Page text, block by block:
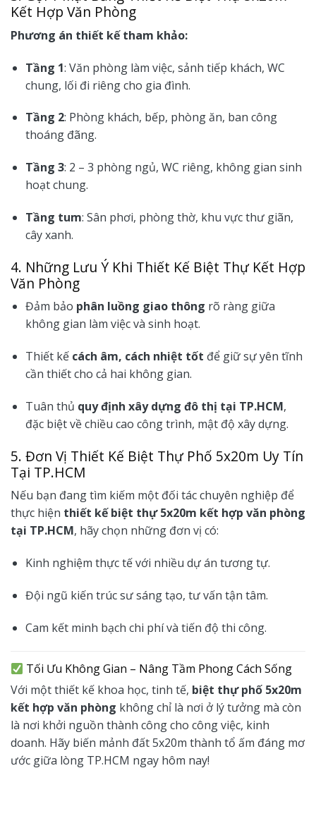
Kết Hợp Văn Phòng
Phương án thiết kế tham khảo:
Tầng 1: Văn phòng làm việc, sảnh tiếp khách, WC
chung, lối đi riêng cho gia đình.
Tầng 2: Phòng khách, bếp, phòng ăn, ban công
thoáng đãng.
Tầng 3: 2 – 3 phòng ngủ, WC riêng, không gian sinh
hoạt chung.
Tầng tum: Sân phơi, phòng thờ, khu vực thư giãn,
cây xanh.
4. Những Lưu Ý Khi Thiết Kế Biệt Thự Kết Hợp
Văn Phòng
Đảm bảo phân luồng giao thông rõ ràng giữa
không gian làm việc và sinh hoạt.
Thiết kế cách âm, cách nhiệt tốt để giữ sự yên tĩnh
cần thiết cho cả hai không gian.
Tuân thủ quy định xây dựng đô thị tại TP.HCM,
đặc biệt về chiều cao công trình, mật độ xây dựng.
5. Đơn Vị Thiết Kế Biệt Thự Phố 5x20m Uy Tín
Tại TP.HCM
Nếu bạn đang tìm kiếm một đối tác chuyên nghiệp để
thực hiện thiết kế biệt thự 5x20m kết hợp văn phòng
tại TP.HCM, hãy chọn những đơn vị có:
Kinh nghiệm thực tế với nhiều dự án tương tự.
Đội ngũ kiến trúc sư sáng tạo, tư vấn tận tâm.
Cam kết minh bạch chi phí và tiến độ thi công.
Tối Ưu Không Gian – Nâng Tầm Phong Cách Sống
Với một thiết kế khoa học, tinh tế, biệt thự phố 5x20m
kết hợp văn phòng không chỉ là nơi ở lý tưởng mà còn
là nơi khởi nguồn thành công cho công việc, kinh
doanh. Hãy biến mảnh đất 5x20m thành tổ ấm đáng mơ
ước giữa lòng TP.HCM ngay hôm nay!